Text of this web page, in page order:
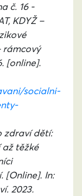
č. 16 -
KDYŽ –
rámcový
[online].
socialni-
zdraví dětí:
až těžké
[Online]. In:
2023.